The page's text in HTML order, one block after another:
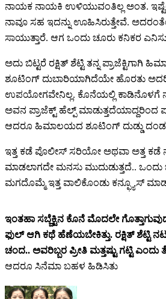
ನಾಯಕ ನಾಯಕಿ ಉಳಿಯುವಂತಿಲ್ಲ ಅಂತ.
ನಾವೂ ಸಹ ಇದನ್ನು ಊಹಿಸಿರುತ್ತೇವೆ.
ಸಾಯುತ್ತಾರೆ. ಆಗ ಒಂದು ಚೂರು ಕನಿಕರ
ಅದು ಬಿಟ್ಟರೆ ರಕ್ಷಿತ್ ಶೆಟ್ಟಿ ತನ್ನ ಪ್ರಾಜೆಕ್ಟಿಗಾಗಿ
ಶೂಟಿಂಗ್ ದುಬಾರಿಯಾಗಿದೆಯೇ ಹೊರತು
ಉಪಯೋಗವೇನಿಲ್ಲ. ಕೊನೆಯಲ್ಲಿ ಕಾಡಿನೊಳಗೆ
ಅವನ ಪ್ರಾಜೆಕ್ಟ್ ಹೆಲ್ಪ್ ಮಾಡುತ್ತದೆಯಾದ್ದರಿಂದ
ಆದರೂ ಹಿಮಾಲಯದ ಶೂಟಿಂಗ್ ದುಡ್ಡು ದಂಡ
ಇತ್ತ ಕಡೆ ಪೊಲೀಸ್ ಸರಿಯೋ ಅಥವಾ ಅತ್ತ ಕಡೆ
ಮಾಡಲಾಗದೇ ಮನಸು ಮುದುಡುತ್ತದೆ..
ಮಗದೊಮ್ಮೆ ಇತ್ತ ವಾಲಿಕೊಂಡು ಕನ್ಫ್ಯೂಸ್
ಇಂತಹಾ ಸಬ್ಜೆಕ್ಟಿನ ಕೊನೆ ಮೊದಲೇ
ಫುಲ್ ಆಗಿ ಕಥೆ ಹೆಣೆಯಬೇಕಿತ್ತು. ರಕ್ಷಿತ್ ಶೆಟ್ಟಿ
ಚಂದ.. ಅವರಿಬ್ಬರ ಪ್ರೀತಿ ಮತ್ತಷ್ಟು ಗಟ್ಟಿ ಎಂದು
ಆದರೂ ಸಿನೆಮಾ ಬಹಳ ಹಿಡಿಸಿತು‌